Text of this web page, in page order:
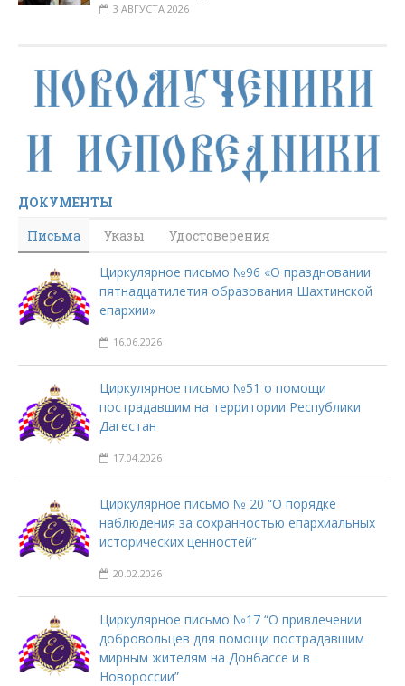
3 АВГУСТА 2026
ДОКУМЕНТЫ
Письма
Указы Удостоверения
Циркулярное письмо №96 «О праздновании
пятнадцатилетия образования Шахтинской
епархии»
16.06.2026
Циркулярное письмо №51 о помощи
пострадавшим на территории Республики
Дагестан
17.04.2026
Циркулярное письмо № 20 “О порядке
наблюдения за сохранностью епархиальных
исторических ценностей”
20.02.2026
Циркулярное письмо №17 “О привлечении
добровольцев для помощи пострадавшим
мирным жителям на Донбассе и в
Новороссии”